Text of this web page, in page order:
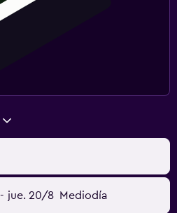
- jue. 20/8 Mediodía